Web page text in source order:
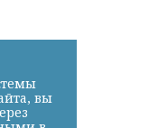
вы